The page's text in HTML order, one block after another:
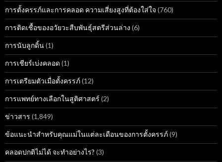
การตั้งครรภ์และการคลอด ความเสี่ยงสูงที่ต้องใส่ใจ (760)
การติดเชื้อของอวัยวะสืบพันธุ์สตรีส่วนล่าง (6)
การนับลูกดิ้น(1)
การเชียร์เบ่งคลอด (1)
การเตรียมตัวเมื่อตั้งครรภ์(12)
การแพทย์ทางเลือกในสูติศาสตร์ (2)
ข่าวสาร (1,849)
ข้อแนะนำสำหรับคุณแม่ในแต่ละเดือนของการตั้งครรภ์(9)
คลอดปกติไม่ได้ จะทำอย่างไร? (3)